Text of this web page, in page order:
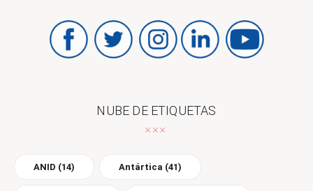
NUBE DE ETIQUETAS
ANID (14) Antártica (41)